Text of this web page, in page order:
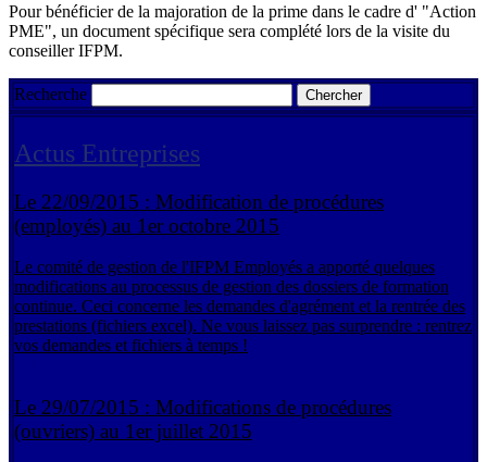
Pour bénéficier de la majoration de la prime dans le cadre d' "Action
PME", un document spécifique sera complété lors de la visite du
conseiller IFPM.
Recherche
Actus Entreprises
Le 22/09/2015 : Modification de procédures
(employés) au 1er octobre 2015
Le comité de gestion de l'IFPM Employés a apporté quelques
modifications au processus de gestion des dossiers de formation
continue. Ceci concerne les demandes d'agrément et la rentrée des
prestations (fichiers excel). Ne vous laissez pas surprendre : rentrez
vos demandes et fichiers à temps !
Le 29/07/2015 : Modifications de procédures
(ouvriers) au 1er juillet 2015